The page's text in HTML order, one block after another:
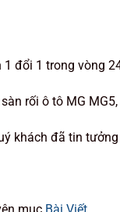
đổi 1 trong vòng
rối ô tô MG MG5,
khách đã tin
mục Bài Viết